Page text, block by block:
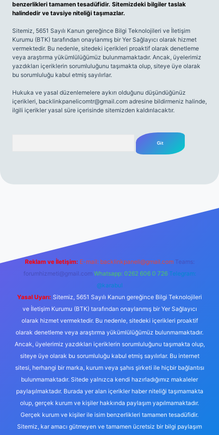
benzerlikleri tamamen tesadüfidir. Sitemizdeki bilgiler taslak
halindedir ve tavsiye niteliği taşımazlar.
Sitemiz, 5651 Sayılı Kanun gereğince Bilgi Teknolojileri ve İletişim
Kurumu (BTK) tarafından onaylanmış bir Yer Sağlayıcı olarak hizmet
vermektedir. Bu nedenle, sitedeki içerikleri proaktif olarak denetleme
veya araştırma yükümlülüğümüz bulunmamaktadır. Ancak, üyelerimiz
yazdıkları içeriklerin sorumluluğunu taşımakta olup, siteye üye olarak
bu sorumluluğu kabul etmiş sayılırlar.
Hukuka ve yasal düzenlemelere aykırı olduğunu düşündüğünüz
içerikleri, backlinkpanelicomtr@gmail.com adresine bildirmeniz halinde,
ilgili içerikler yasal süre içerisinde sitemizden kaldırılacaktır.
Reklam ve İletişim: E-mail: backlinkpaneli@gmail.com Teams:
forumhizmeti@gmail.com Whatsapp: 0262 606 0 726 Telegram:
@karabul
Yasal Uyarı: Sitemiz, 5651 Sayılı Kanun gereğince Bilgi Teknolojileri
ve İletişim Kurumu (BTK) tarafından onaylanmış bir Yer Sağlayıcı
olarak hizmet vermektedir. Bu nedenle, sitedeki içerikleri proaktif
olarak denetleme veya araştırma yükümlülüğümüz bulunmamaktadır.
Ancak, üyelerimiz yazdıkları içeriklerin sorumluluğunu taşımakta olup,
siteye üye olarak bu sorumluluğu kabul etmiş sayılırlar. Bu internet
sitesi, herhangi bir marka, kurum veya şahıs şirketi ile hiçbir bağlantısı
bulunmamaktadır. Sitede yalnızca kendi hazırladığımız makaleler
paylaşılmaktadır. Burada yer alan içerikler haber niteliği taşımamakta
olup, gerçek kurum ve kişiler hakkında paylaşım yapılmamaktadır.
Gerçek kurum ve kişiler ile isim benzerlikleri tamamen tesadüfidir.
Sitemiz, kar amacı gütmeyen ve tamamen ücretsiz bir bilgi paylaşım